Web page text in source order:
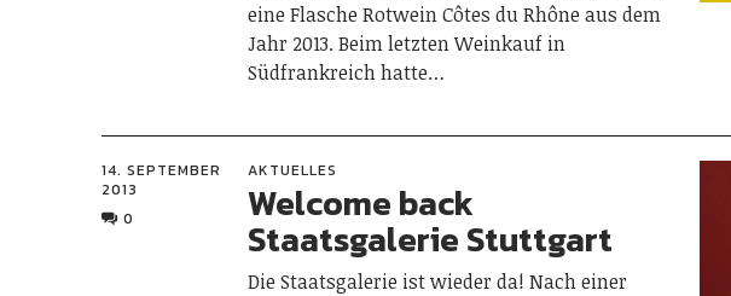
eine Flasche Rotwein Côtes du Rhône aus dem
Jahr 2013. Beim letzten Weinkauf in
Südfrankreich hatte…
14. SEPTEMBER
2013
0
AKTUELLES
Welcome back
Staatsgalerie Stuttgart
Die Staatsgalerie ist wieder da! Nach einer